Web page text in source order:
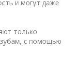
и могут даже
только
зубам, с помощью